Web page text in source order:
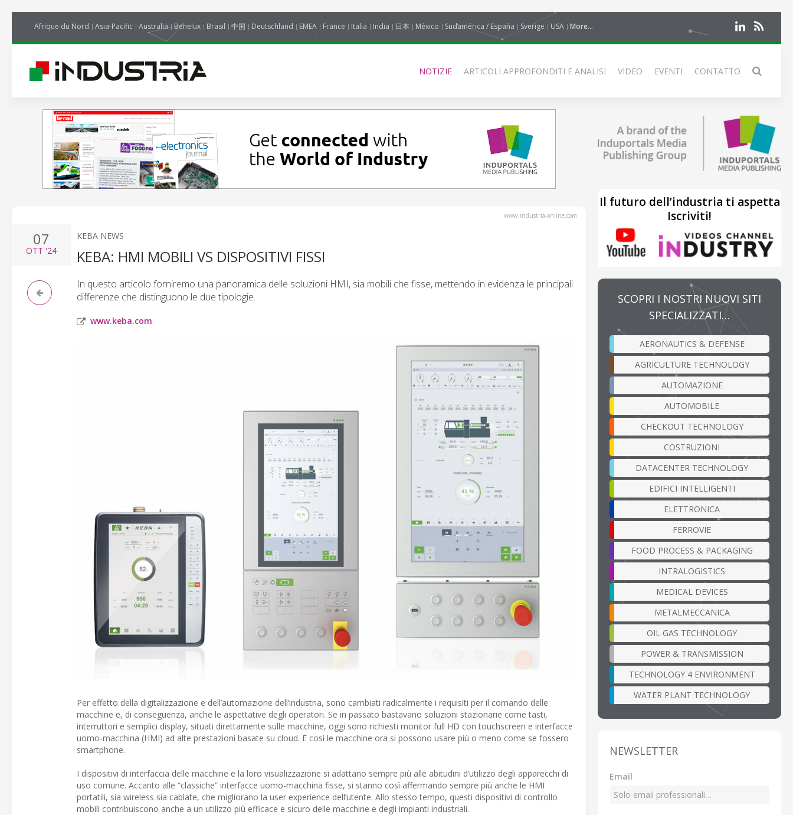
Afrique du Nord Asia-Pacific Australia Benelux Brasil 中国 Deutschland EMEA France Italia India 日本 México Sudamérica / España Sverige USA More...
NOTIZIE ARTICOLI APPROFONDITI E ANALISI VIDEO EVENTI CONTATTO
www.industria-online.com
07
OTT '24
KEBA NEWS
KEBA: HMI MOBILI VS DISPOSITIVI FISSI
In questo articolo forniremo una panoramica delle soluzioni HMI, sia mobili che fisse, mettendo in evidenza le principali
differenze che distinguono le due tipologie.
www.keba.com
Per effetto della digitalizzazione e dell’automazione dell’industria, sono cambiati radicalmente i requisiti per il comando delle
macchine e, di conseguenza, anche le aspettative degli operatori. Se in passato bastavano soluzioni stazionarie come tasti,
interruttori e semplici display, situati direttamente sulle macchine, oggi sono richiesti monitor full HD con touchscreen e interfacce
uomo-macchina (HMI) ad alte prestazioni basate su cloud. E così le macchine ora si possono usare più o meno come se fossero
smartphone.
I dispositivi di interfaccia delle macchine e la loro visualizzazione si adattano sempre più alle abitudini d’utilizzo degli apparecchi di
uso comune. Accanto alle “classiche” interfacce uomo-macchina fisse, si stanno così affermando sempre più anche le HMI
portatili, sia wireless sia cablate, che migliorano la user experience dell’utente. Allo stesso tempo, questi dispositivi di controllo
mobili contribuiscono anche a un utilizzo più efficace e sicuro delle macchine e degli impianti industriali.
Il futuro dell’industria ti aspetta
Iscriviti!
SCOPRI I NOSTRI NUOVI SITI
SPECIALIZZATI…
AERONAUTICS & DEFENSE
AGRICULTURE TECHNOLOGY
AUTOMAZIONE
AUTOMOBILE
CHECKOUT TECHNOLOGY
COSTRUZIONI
DATACENTER TECHNOLOGY
EDIFICI INTELLIGENTI
ELETTRONICA
FERROVIE
FOOD PROCESS & PACKAGING
INTRALOGISTICS
MEDICAL DEVICES
METALMECCANICA
OIL GAS TECHNOLOGY
POWER & TRANSMISSION
TECHNOLOGY 4 ENVIRONMENT
WATER PLANT TECHNOLOGY
NEWSLETTER
Email